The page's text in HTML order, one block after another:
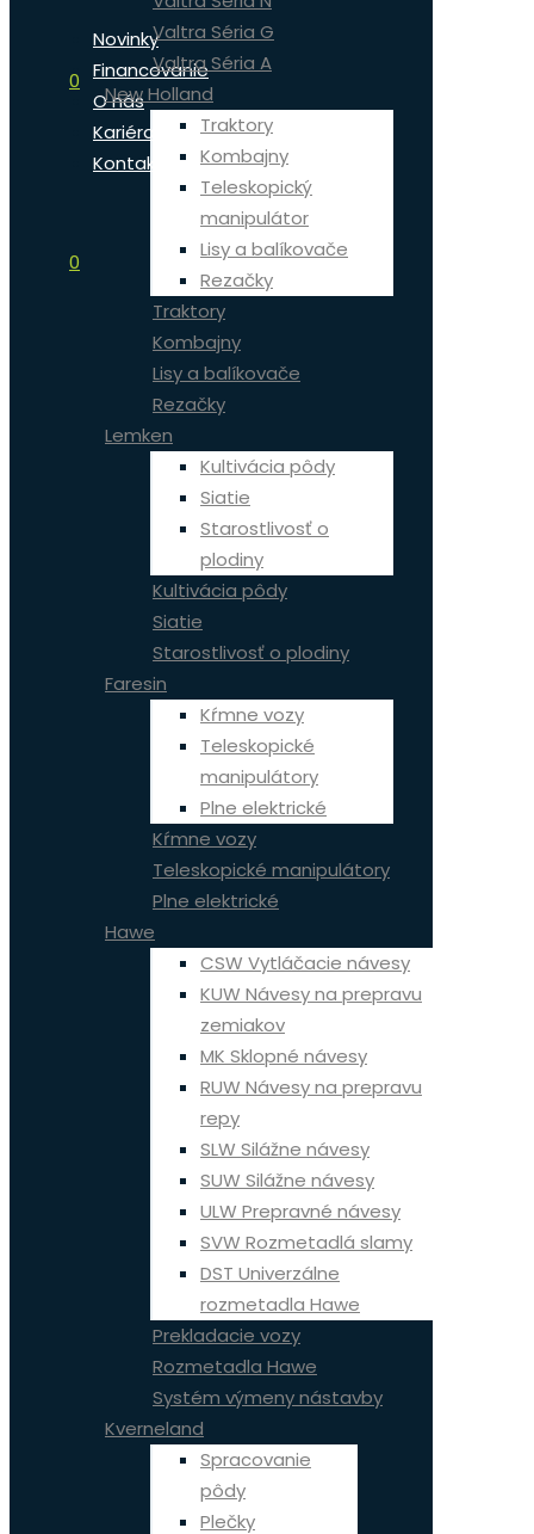
0
Novinky
Financovanie
O nás
Kariéra
Kontakt
0
Valtra Séria G
Valtra Séria A
New Holland
Traktory
Kombajny
Teleskopický
manipulátor
Lisy a balíkovače
Rezačky
Traktory
Kombajny
Lisy a balíkovače
Rezačky
Lemken
Kultivácia pôdy
Siatie
Starostlivosť o
plodiny
Kultivácia pôdy
Siatie
Starostlivosť o plodiny
Faresin
Kŕmne vozy
Teleskopické
manipulátory
Plne elektrické
Kŕmne vozy
Teleskopické manipulátory
Plne elektrické
Hawe
CSW Vytláčacie návesy
KUW Návesy na prepravu
zemiakov
MK Sklopné návesy
RUW Návesy na prepravu
repy
SLW Silážne návesy
SUW Silážne návesy
ULW Prepravné návesy
SVW Rozmetadlá slamy
DST Univerzálne
rozmetadla Hawe
Prekladacie vozy
Rozmetadla Hawe
Systém výmeny nástavby
Kverneland
Spracovanie
pôdy
Plečky